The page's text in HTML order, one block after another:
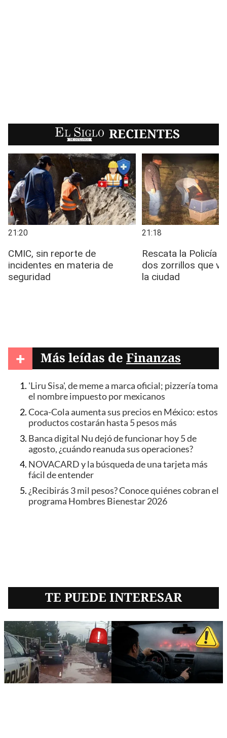
EL SIGLO RECIENTES
+ Más leídas de Finanzas
'Liru Sisa', de meme a marca oficial; pizzería toma
el nombre impuesto por mexicanos
Coca-Cola aumenta sus precios en México: estos
productos costarán hasta 5 pesos más
Banca digital Nu dejó de funcionar hoy 5 de
agosto, ¿cuándo reanuda sus operaciones?
NOVACARD y la búsqueda de una tarjeta más
fácil de entender
¿Recibirás 3 mil pesos? Conoce quiénes cobran el
programa Hombres Bienestar 2026
TE PUEDE INTERESAR